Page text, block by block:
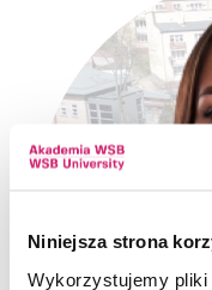
Niniejsza strona
Wykorzystujemy